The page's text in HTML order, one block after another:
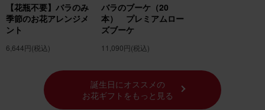
【花瓶不要】バラのみ
季節のお花アレンジメ
ント
6,644円(税込)
バラのブーケ（20
本） プレミアムロー
ズブーケ
11,090円(税込)
誕生日にオススメの
お花ギフトをもっと見る